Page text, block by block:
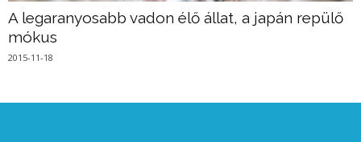
A legaranyosabb vadon élő állat, a japán repülő
mókus
2015-11-18